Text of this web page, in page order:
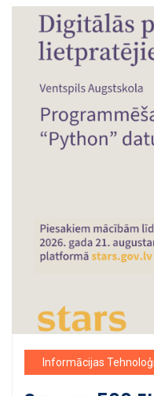
Informācijas